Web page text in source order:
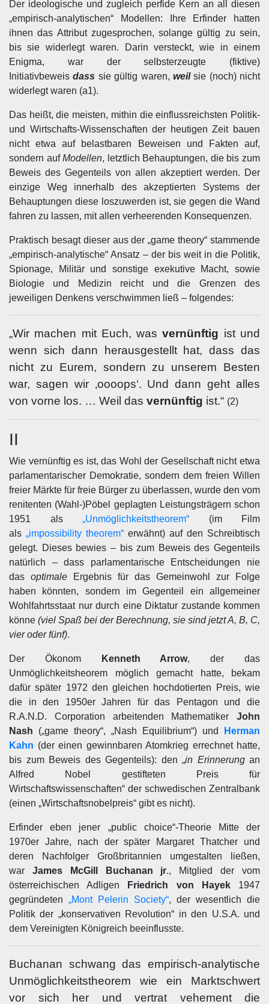
Der ideologische und zugleich perfide Kern an all diesen
„empirisch-analytischen“ Modellen: Ihre Erfinder hatten
ihnen das Attribut zugesprochen, solange gültig zu sein,
bis sie widerlegt waren. Darin versteckt, wie in einem
Enigma, war der selbsterzeugte (fiktive)
Initiativbeweisdass sie gültig waren, weilsie (noch) nicht
widerlegt waren (a1).
Das heißt, die meisten, mithin die einflussreichsten Politik-
und Wirtschafts-Wissenschaften der heutigen Zeit bauen
nicht etwa auf belastbaren Beweisen und Fakten auf,
sondern aufModellen, letztlich Behauptungen, die bis zum
Beweis des Gegenteils von allen akzeptiert werden. Der
einzige Weg innerhalb des akzeptierten Systems der
Behauptungen diese loszuwerden ist, sie gegen die Wand
fahren zu lassen, mit allen verheerenden Konsequenzen.
Praktisch besagt dieser aus der „game theory“ stammende
„empirisch-analytische“ Ansatz – der bis weit in die Politik,
Spionage, Militär und sonstige exekutive Macht, sowie
Biologie und Medizin reicht und die Grenzen des
jeweiligen Denkens verschwimmen ließ – folgendes:
„Wir machen mit Euch, wasvernünftig ist und
wenn sich dann herausgestellt hat, dass das
nicht zu Eurem, sondern zu unserem Besten
war, sagen wir ‚oooops‘. Und dann geht alles
von vorne los. … Weil das vernünftig ist.“ (2)
II
Wie vernünftig es ist, das Wohl der Gesellschaft nicht etwa
parlamentarischer Demokratie, sondern dem freien Willen
freier Märkte für freie Bürger zu überlassen, wurde den vom
renitenten (Wahl-)Pöbel geplagten Leistungsträgern schon
1951 als „Unmöglichkeitstheorem“ (im Film
als „impossibility theorem“ erwähnt) auf den Schreibtisch
gelegt. Dieses bewies – bis zum Beweis des Gegenteils
natürlich – dass parlamentarische Entscheidungen nie
das optimale Ergebnis für das Gemeinwohl zur Folge
haben könnten, sondern im Gegenteil ein allgemeiner
Wohlfahrtsstaat nur durch eine Diktatur zustande kommen
könne (viel Spaß bei der Berechnung, sie sind jetzt A, B, C,
vier oder fünf).
Der Ökonom Kenneth Arrow, der das
Unmöglichkeitsheorem möglich gemacht hatte, bekam
dafür später 1972 den gleichen hochdotierten Preis, wie
die in den 1950er Jahren für das Pentagon und die
R.A.N.D. Corporation arbeitenden Mathematiker John
Nash („game theory“, „Nash Equilibrium“) und
Herman
Kahn (der einen gewinnbaren Atomkrieg errechnet hatte,
bis zum Beweis des Gegenteils): den „in Erinnerungan
Alfred Nobel gestifteten Preis für
Wirtschaftswissenschaften“ der schwedischen Zentralbank
(einen „Wirtschaftsnobelpreis“ gibt es nicht).
Erfinder eben jener „public choice“-Theorie Mitte der
1970er Jahre, nach der später Margaret Thatcher und
deren Nachfolger Großbritannien umgestalten ließen,
war James McGill Buchanan jr., Mitglied der vom
österreichischen Adligen
Friedrich von Hayek1947
gegründeten „Mont Pelerin Society“, der wesentlich die
Politik der „konservativen Revolution“ in den U.S.A. und
dem Vereinigten Königreich beeinflusste.
Buchanan schwang das empirisch-analytische
Unmöglichkeitstheorem wie ein Marktschwert
vor sich her und vertrat vehement die